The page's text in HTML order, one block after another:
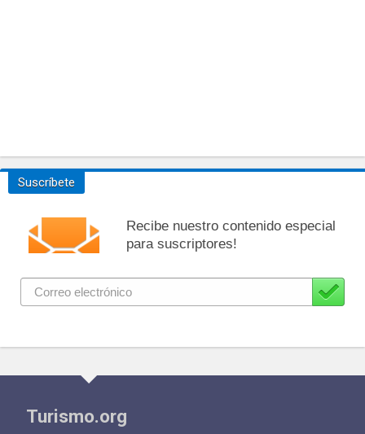
Suscríbete
Recibe nuestro contenido especial
para suscriptores!
Turismo.org